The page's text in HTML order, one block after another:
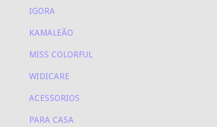
IGORA
KAMALEÃO
MISS COLORFUL
WIDICARE
ACESSORIOS
PARA CASA